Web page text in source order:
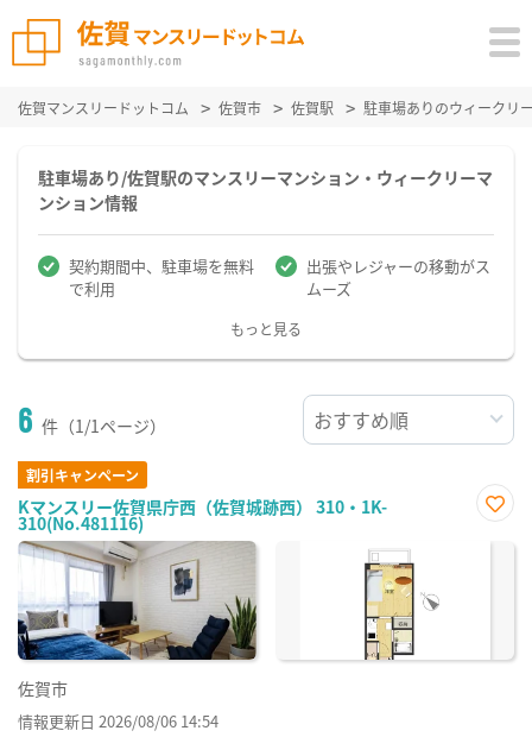
佐賀マンスリードットコム 佐賀市 佐賀駅 駐車場ありのウィークリ
駐車場あり/佐賀駅のマンスリーマンション・ウィークリーマ
ンション情報
契約期間中、駐車場を無料
で利用
出張やレジャーの移動がス
ムーズ
もっと見る
6 件（1/1ページ）
割引キャンペーン
Kマンスリー佐賀県庁西（佐賀城跡西） 310・1K-
310(No.481116)
に入
佐賀市
情報更新日 2026/08/06 14:54